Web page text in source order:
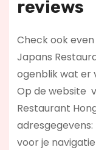
reviews
Check ook
Japans
ogenblik wat er
Op de website
Restaurant
adresgegevens:
voor je